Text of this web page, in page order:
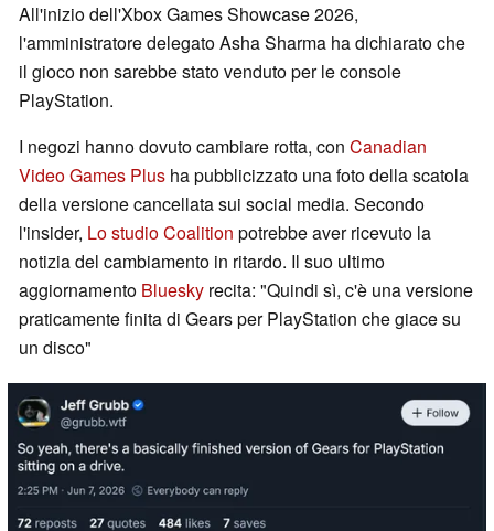
All'inizio dell'Xbox Games Showcase 2026,
l'amministratore delegato Asha Sharma ha dichiarato che
il gioco non sarebbe stato venduto per le console
PlayStation.
I negozi hanno dovuto cambiare rotta, con Canadian
Video Games Plus ha pubblicizzato una foto della scatola
della versione cancellata sui social media. Secondo
l'insider, Lo studio Coalition potrebbe aver ricevuto la
notizia del cambiamento in ritardo. Il suo ultimo
aggiornamento Bluesky recita: "Quindi sì, c'è una versione
praticamente finita di Gears per PlayStation che giace su
un disco"